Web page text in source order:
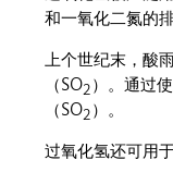
和一氧化二氮的
上个世纪末，酸
（SO2 ）。通过
（SO2 ）。
过氧化氢还可用